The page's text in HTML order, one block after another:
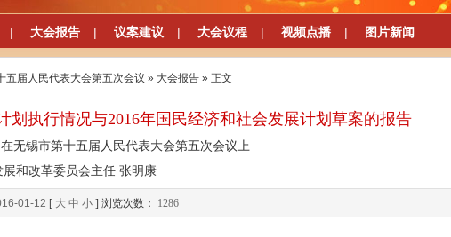
| 大会报告 | 议案建议 | 大会议程 | 视频点播 | 图片新闻
五届人民代表大会第五次会议 » 大会报告 » 正文
划执行情况与2016年国民经济和社会发展计划草案的报告
锡市第十五届人民代表大会第五次会议上
展和改革委员会主任 张明康
01-12 [ 大 中 小] 浏览次数： 1286